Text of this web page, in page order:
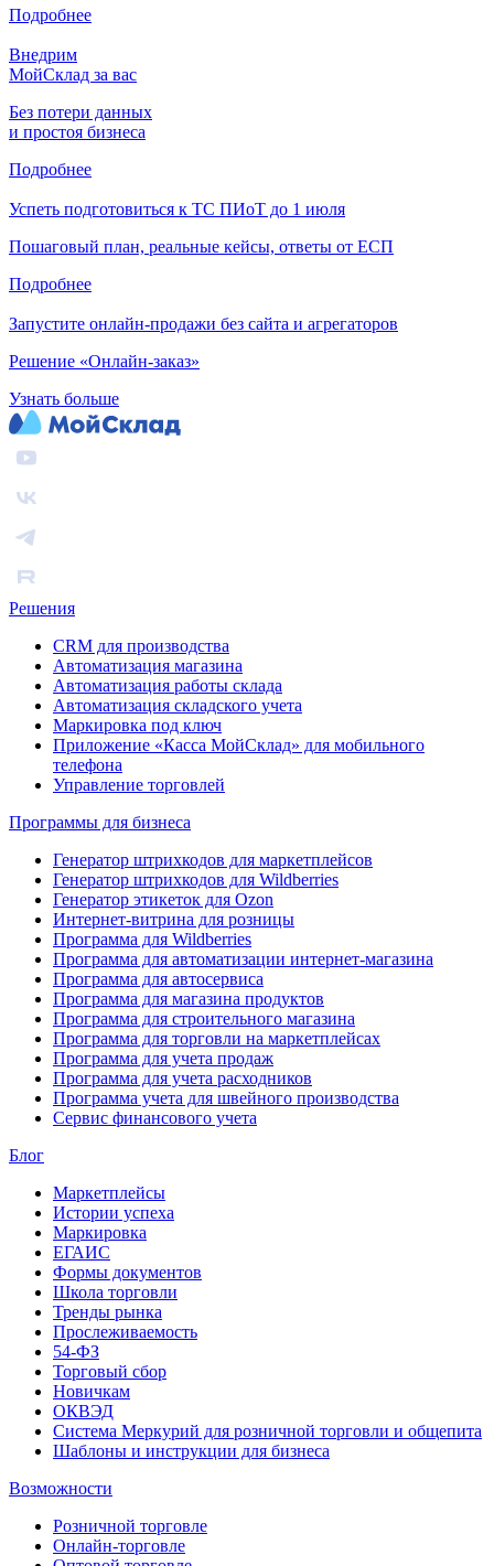
Подробнее
Внедрим
МойСклад за вас
Без потери данных
и простоя бизнеса
Подробнее
Успеть подготовиться к ТС ПИоТ до 1 июля
Пошаговый план, реальные кейсы, ответы от ЕСП
Подробнее
Запустите онлайн-продажи без сайта и агрегаторов
Решение «Онлайн-заказ»
Узнать больше
Решения
CRM для производства
Автоматизация магазина
Автоматизация работы склада
Автоматизация складского учета
Маркировка под ключ
Приложение «Касса МойСклад» для мобильного
телефона
Управление торговлей
Программы для бизнеса
Генератор штрихкодов для маркетплейсов
Генератор штрихкодов для Wildberries
Генератор этикеток для Ozon
Интернет-витрина для розницы
Программа для Wildberries
Программа для автоматизации интернет-магазина
Программа для автосервиса
Программа для магазина продуктов
Программа для строительного магазина
Программа для торговли на маркетплейсах
Программа для учета продаж
Программа для учета расходников
Программа учета для швейного производства
Сервис финансового учета
Блог
Маркетплейсы
Истории успеха
Маркировка
ЕГАИС
Формы документов
Школа торговли
Тренды рынка
Прослеживаемость
54-ФЗ
Торговый сбор
Новичкам
ОКВЭД
Система Меркурий для розничной торговли и общепита
Шаблоны и инструкции для бизнеса
Возможности
Розничной торговле
Онлайн-торговле